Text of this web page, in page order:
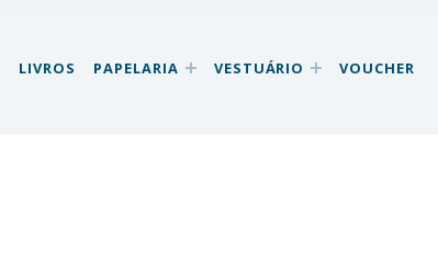
LIVROS PAPELARIA VESTUÁRIO VOUCHER